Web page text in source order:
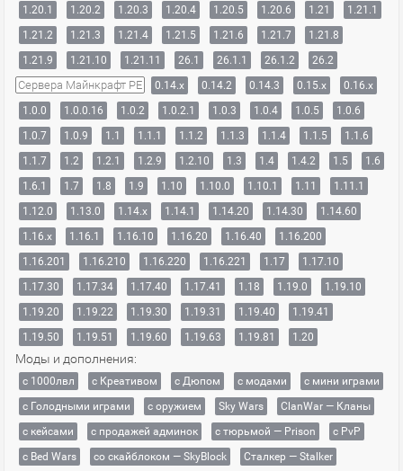
1.20.1
1.20.2 1.20.3 1.20.4 1.20.5 1.20.6 1.21
1.21.1
1.21.2
1.21.3 1.21.4 1.21.5 1.21.6 1.21.7
1.21.8
1.21.9
1.21.10 1.21.11 26.1 26.1.1 26.1.2 26.2
Сервера Майнкрафт PE 0.14.x 0.14.2 0.14.3 0.15.x
0.16.x
1.0.0
1.0.0.16 1.0.2 1.0.2.1 1.0.3 1.0.4 1.0.5
1.0.6
1.0.7
1.0.9 1.1 1.1.1 1.1.2 1.1.3 1.1.4 1.1.5
1.1.6
1.1.7
1.2 1.2.1 1.2.9 1.2.10 1.3 1.4 1.4.2 1.5
1.6
1.6.1
1.7 1.8 1.9 1.10 1.10.0 1.10.1 1.11
1.11.1
1.12.0
1.13.0 1.14.x 1.14.1 1.14.20 1.14.30
1.14.60
1.16.x
1.16.1 1.16.10 1.16.20 1.16.40
1.16.200
1.16.201
1.16.210 1.16.220 1.16.221 1.17
1.17.10
1.17.30
1.17.34 1.17.40 1.17.41 1.18 1.19.0
1.19.10
1.19.20
1.19.22 1.19.30 1.19.31 1.19.40
1.19.41
1.19.50
1.19.51 1.19.60 1.19.63 1.19.81 1.20
Моды и дополнения:
с 1000лвл c Креативом с Дюпом с модами
с мини играми
с Голодными играми
с оружием Sky Wars
ClanWar — Кланы
с кейсами
с продажей админок с тюрьмой — Prison
с PvP
с Bed Wars
со скайблоком — SkyBlock
Сталкер — Stalker